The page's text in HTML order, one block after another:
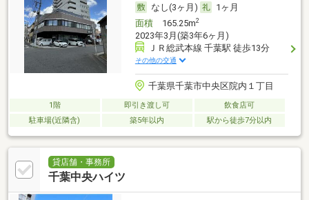
なし(3ヶ月)
1ヶ月
面積165.25m2
2023年3月(築3年6ヶ月)
ＪＲ総武本線 千葉駅 徒歩13分
その他の交通
千葉県千葉市中央区院内１丁目
1階 即引き渡し可
飲食店可
駐車場(近隣含)
築5年以内 駅から徒歩7分以内
貸店舗・事務所
千葉中央ハイツ